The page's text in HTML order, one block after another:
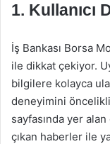
1. Kullanıcı
İş Bankası Borsa
ile dikkat çekiyor.
bilgilere kolayca
deneyimini
sayfasında yer
çıkan haberler ile